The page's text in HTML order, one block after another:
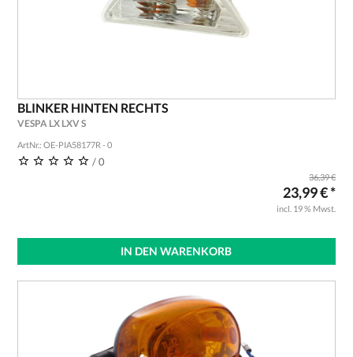
BLINKER HINTEN RECHTS
VESPA LX LXV S
ArtNr.: OE-PIA58177R - 0
/ 0
36,39 €
23,99 € *
incl. 19 % Mwst.
IN DEN WARENKORB